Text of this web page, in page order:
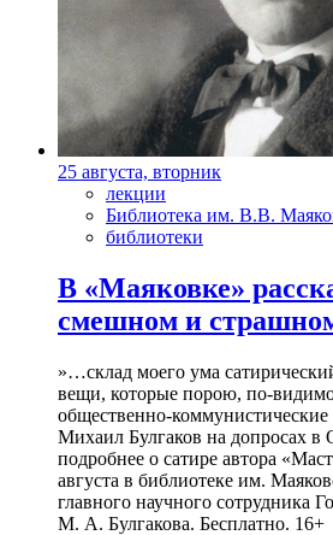
25 августа, вторник
лекции
Библиотека им. В.В.
библиотеки
В «Маяковке»
смешном и
»…склад моего ума
вещи, которые порою, по-
общественно-
Михаил Булгаков на допросах
подробнее о сатире автора
августа в библиотеке им.
главного научного сотрудника
М. А. Булгакова. Бесплатно. 16+